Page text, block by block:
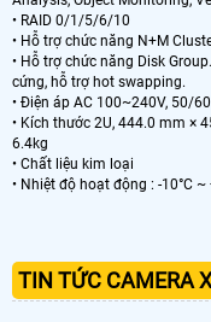
• RAID 0/1/5/6/10
• Hỗ trợ chức năng N+M
• Hỗ trợ chức năng Disk
cứng, hỗ trợ hot swapping.
• Điện áp AC 100~240V, 50/
• Kích thước 2U, 444.0 mm ×
6.4kg
• Chất liệu kim loại
• Nhiệt độ hoạt động : -10°C ~
TIN TỨC CAMERA